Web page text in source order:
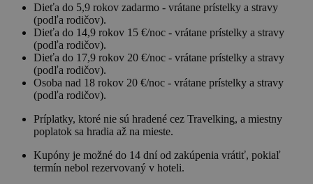
Dieťa do 5,9 rokov zadarmo - vrátane prístelky a stravy
(podľa rodičov).
Dieťa do 14,9 rokov 15 €/noc - vrátane prístelky a stravy
(podľa rodičov).
Dieťa do 17,9 rokov 20 €/noc - vrátane prístelky a stravy
(podľa rodičov).
Osoba nad 18 rokov 20 €/noc - vrátane prístelky a stravy
(podľa rodičov).
Príplatky, ktoré nie sú hradené cez Travelking, a miestny
poplatok sa hradia až na mieste.
Kupóny je možné do 14 dní od zakúpenia vrátiť, pokiaľ
termín nebol rezervovaný v hoteli.